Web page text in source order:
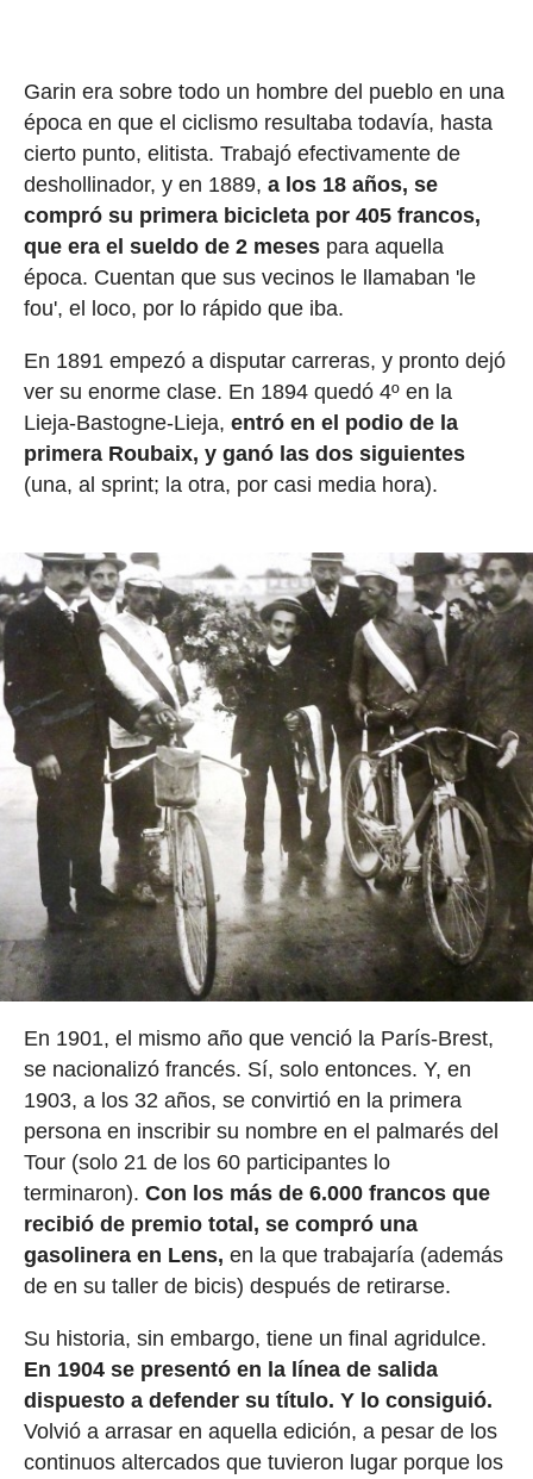
Garin era sobre todo un hombre del pueblo en una
época en que el ciclismo resultaba todavía, hasta
cierto punto, elitista. Trabajó efectivamente de
deshollinador, y en 1889, a los 18 años, se
compró su primera bicicleta por 405 francos,
que era el sueldo de 2 mesespara aquella
época. Cuentan que sus vecinos le llamaban 'le
fou', el loco, por lo rápido que iba.
En 1891 empezó a disputar carreras, y pronto dejó
ver su enorme clase. En 1894 quedó 4º en la
Lieja-Bastogne-Lieja, entró en el podio de la
primera Roubaix, y ganó las dos siguientes
(una, al sprint; la otra, por casi media hora).
En 1901, el mismo año que venció la París-Brest,
se nacionalizó francés. Sí, solo entonces. Y, en
1903, a los 32 años, se convirtió en la primera
persona en inscribir su nombre en el palmarés del
Tour (solo 21 de los 60 participantes lo
terminaron). Con los más de 6.000 francos que
recibió de premio total, se compró una
gasolinera en Lens, en la que trabajaría (además
de en su taller de bicis) después de retirarse.
Su historia, sin embargo, tiene un final agridulce.
En 1904 se presentó en la línea de salida
dispuesto a defender su título. Y lo consiguió.
Volvió a arrasar en aquella edición, a pesar de los
continuos altercados que tuvieron lugar porque los